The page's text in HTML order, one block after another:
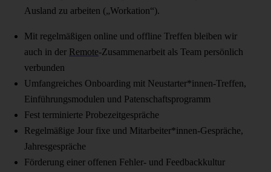
Ausland zu arbeiten („Workation“).
Mit regelmäßigen online und offline Treffen bleiben wir
auch in der Remote-Zusammenarbeit als Team persönlich
verbunden
Umfangreiches Onboarding mit Neustarter*innen-Treffen,
Einführungsmodulen und Patenschaftsprogramm
Fest terminierte Probezeitgespräche
Regelmäßige Jour fixe und Mitarbeiter*innen-Gespräche,
Jahresgespräche
Förderung einer offenen Fehler- und Feedbackkultur